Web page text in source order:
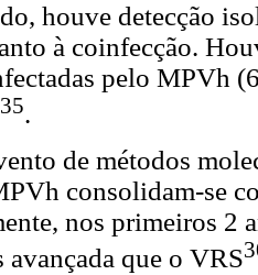
houve detecção
à coinfecção.
pelo MPVh
.
de métodos
consolidam-se
nos primeiros 2
avançada que o VRS